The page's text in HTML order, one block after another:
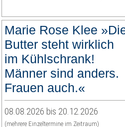
Marie Rose Klee
Butter steht wirklich
im Kühlschrank!
Männer sind anders.
Frauen auch.«
08.08.2026 bis 20.12.2026
(mehrere Einzeltermine im Zeitraum)